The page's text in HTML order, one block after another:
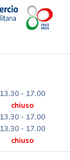
13.30 - 17.00
chiuso
13.30 - 17.00
13.30 - 17.00
chiuso